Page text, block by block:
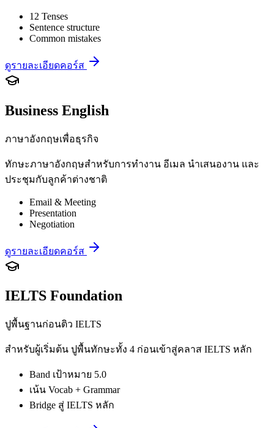
12 Tenses
Sentence structure
Common mistakes
ดูรายละเอียดคอร์ส
Business English
ภาษาอังกฤษเพื่อธุรกิจ
ทักษะภาษาอังกฤษสำหรับการทำงาน อีเมล นำเสนองาน และ
ประชุมกับลูกค้าต่างชาติ
Email & Meeting
Presentation
Negotiation
ดูรายละเอียดคอร์ส
IELTS Foundation
ปูพื้นฐานก่อนติว IELTS
สำหรับผู้เริ่มต้น ปูพื้นทักษะทั้ง 4 ก่อนเข้าสู่คลาส IELTS หลัก
Band เป้าหมาย 5.0
เน้น Vocab + Grammar
Bridge สู่ IELTS หลัก